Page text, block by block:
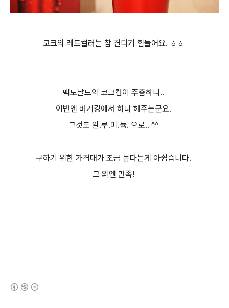
코크의 레드컬러는 참 견디기 힘들어요. ㅎㅎ
맥도날드의 코크컵이 주춤하니..
이번엔 버거킹에서 하나 해주는군요.
그것도 알.루.미.늄. 으로.. ^^
구하기 위한 가격대가 조금 높다는게 아쉽습니다.
그 외엔 만족!